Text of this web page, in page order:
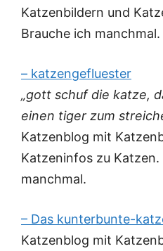
Katzenbildern und
Brauche ich manchmal.
– katzengefluester
„gott schuf die katze,
einen tiger zum
Katzenblog mit
Katzeninfos zu Katzen.
manchmal.
– Das kunterbunte-
Katzenblog mit